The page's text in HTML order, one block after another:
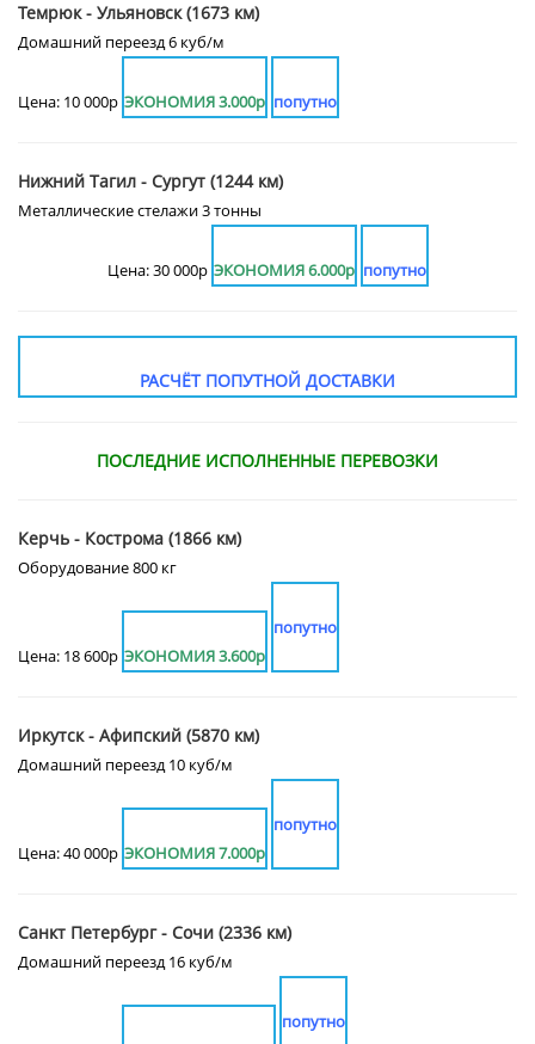
Темрюк - Ульяновск (1673 км)
Домашний переезд 6 куб/м
Цена: 10 000р ЭКОНОМИЯ 3.000р попутно
Нижний Тагил - Сургут (1244 км)
Металлические стелажи 3 тонны
Цена: 30 000р ЭКОНОМИЯ 6.000р попутно
РАСЧЁТ ПОПУТНОЙ ДОСТАВКИ
ПОСЛЕДНИЕ ИСПОЛНЕННЫЕ ПЕРЕВОЗКИ
Керчь - Кострома (1866 км)
Оборудование 800 кг
Цена: 18 600р ЭКОНОМИЯ 3.600р
попутно
Иркутск - Афипский (5870 км)
Домашний переезд 10 куб/м
Цена: 40 000р ЭКОНОМИЯ 7.000р
попутно
Санкт Петербург - Сочи (2336 км)
Домашний переезд 16 куб/м
попутно